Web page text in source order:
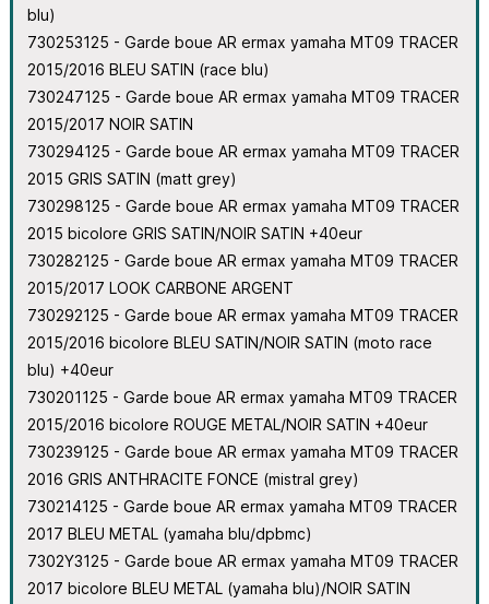
blu)
730253125 - Garde boue AR ermax yamaha MT09 TRACER
2015/2016 BLEU SATIN (race blu)
730247125 - Garde boue AR ermax yamaha MT09 TRACER
2015/2017 NOIR SATIN
730294125 - Garde boue AR ermax yamaha MT09 TRACER
2015 GRIS SATIN (matt grey)
730298125 - Garde boue AR ermax yamaha MT09 TRACER
2015 bicolore GRIS SATIN/NOIR SATIN +40eur
730282125 - Garde boue AR ermax yamaha MT09 TRACER
2015/2017 LOOK CARBONE ARGENT
730292125 - Garde boue AR ermax yamaha MT09 TRACER
2015/2016 bicolore BLEU SATIN/NOIR SATIN (moto race
blu) +40eur
730201125 - Garde boue AR ermax yamaha MT09 TRACER
2015/2016 bicolore ROUGE METAL/NOIR SATIN +40eur
730239125 - Garde boue AR ermax yamaha MT09 TRACER
2016 GRIS ANTHRACITE FONCE (mistral grey)
730214125 - Garde boue AR ermax yamaha MT09 TRACER
2017 BLEU METAL (yamaha blu/dpbmc)
7302Y3125 - Garde boue AR ermax yamaha MT09 TRACER
2017 bicolore BLEU METAL (yamaha blu)/NOIR SATIN